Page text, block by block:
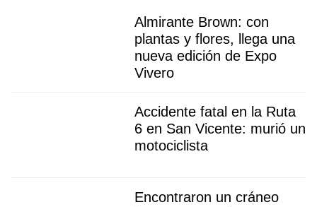
Almirante Brown: con
plantas y flores, llega una
nueva edición de Expo
Vivero
Accidente fatal en la Ruta
6 en San Vicente: murió un
motociclista
Encontraron un cráneo